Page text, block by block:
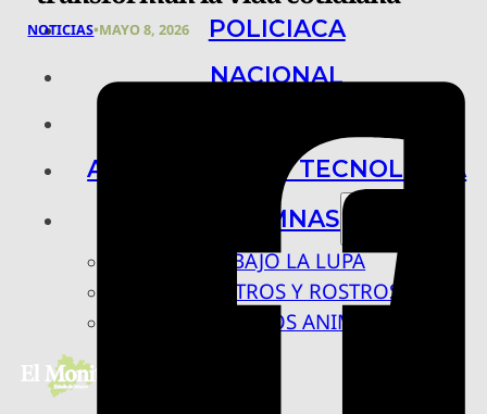
POLICIACA
NACIONAL
ARTE, CIENCIA Y TECNOLOGÍA
COLUMNAS
BAJO LA LUPA
RASTROS Y ROSTROS
VÍNCULOS ANIMALES
NOTICIAS•MAYO 8, 2026